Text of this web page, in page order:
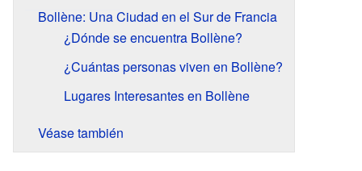
Bollène: Una Ciudad en el Sur de Francia
¿Dónde se encuentra Bollène?
¿Cuántas personas viven en Bollène?
Lugares Interesantes en Bollène
Véase también